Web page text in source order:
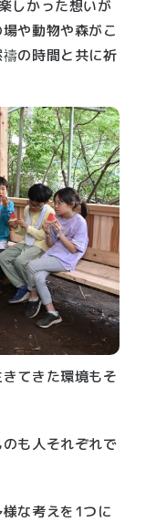
しかった想いが
や動物や森がこ
の時間と共に祈
てきた環境もそ
も人それぞれで
な考えを1つに